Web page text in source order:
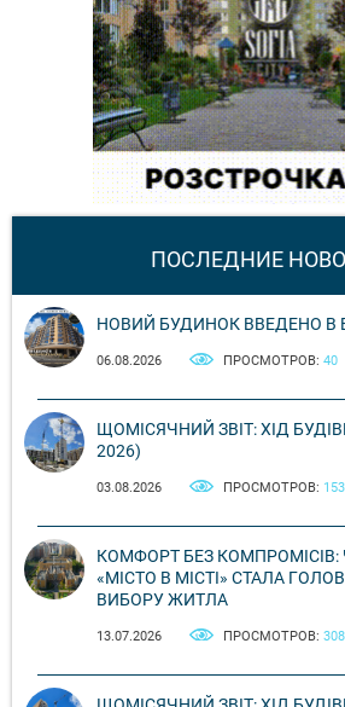
ПОСЛЕДНИЕ
НОВИЙ БУДИНОК ВВЕДЕНО В
06.08.2026 ПРОСМОТРОВ: 40
ЩОМІСЯЧНИЙ ЗВІТ: ХІД
2026)
03.08.2026 ПРОСМОТРОВ: 153
КОМФОРТ БЕЗ
«МІСТО В МІСТІ» СТАЛА
ВИБОРУ ЖИТЛА
13.07.2026 ПРОСМОТРОВ: 308